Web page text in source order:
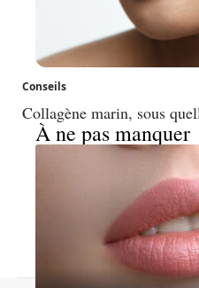
Conseils
Collagène marin, sous
À ne pas manquer